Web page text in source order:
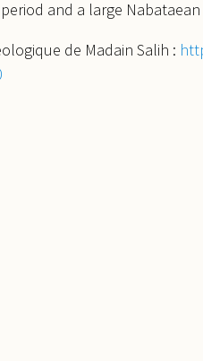
and a large
de Madain Salih :